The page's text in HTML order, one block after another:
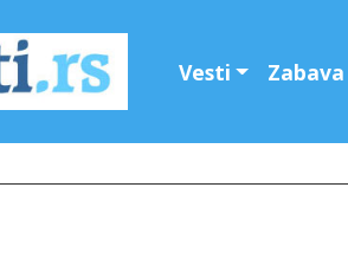
Vesti Zabava